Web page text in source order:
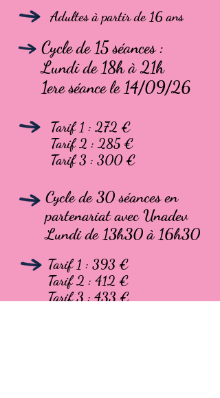
Adultes à partir de 16 ans
Cycle de 15 séances :
Lundi de 18h à 21h
1ere séance le 14/09/26
Tarif 1 : 272 €
Tarif 2 : 285 €
Tarif 3 : 300 €
Cycle de 30 séances en
partenariat avec Unadev
Lundi de 13h30 à 16h30
Tarif 1 : 393 €
Tarif 2 : 412 €
Tarif 3 : 433 €